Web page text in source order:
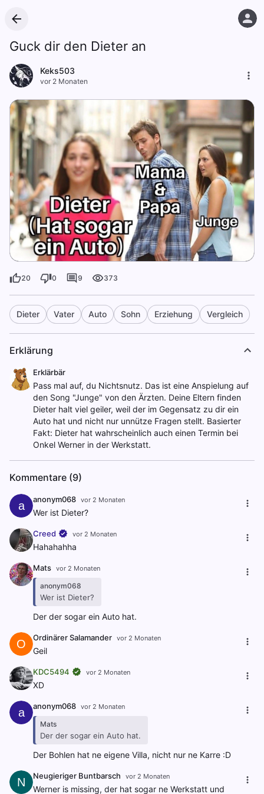
Guck dir den Dieter an
Keks503
vor 2 Monaten
20 0 9 373
Dieter Vater Auto Sohn Erziehung Vergleich
Erklärung
Erklärbär
Pass mal auf, du Nichtsnutz. Das ist eine Anspielung auf
den Song "Junge" von den Ärzten. Deine Eltern finden
Dieter halt viel geiler, weil der im Gegensatz zu dir ein
Auto hat und nicht nur unnütze Fragen stellt. Basierter
Fakt: Dieter hat wahrscheinlich auch einen Termin bei
Onkel Werner in der Werkstatt.
Kommentare (9)
a anonym068 vor 2 Monaten
Wer ist Dieter?
Creed vor 2 Monaten
Hahahahha
Mats vor 2 Monaten
anonym068
Wer ist Dieter?
Der der sogar ein Auto hat.
O Ordinärer Salamander vor 2 Monaten
Geil
KDC5494 vor 2 Monaten
XD
a anonym068 vor 2 Monaten
Mats
Der der sogar ein Auto hat.
Der Bohlen hat ne eigene Villa, nicht nur ne Karre :D
N Neugieriger Buntbarsch vor 2 Monaten
Werner is missing, der hat sogar ne Werkstatt und